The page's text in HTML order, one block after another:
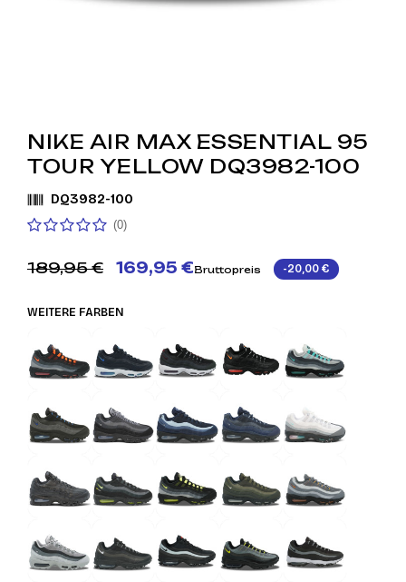
NIKE AIR MAX ESSENTIAL 95
TOUR YELLOW DQ3982-100
DQ3982-100
(0)
189,95 € 169,95 €Bruttopreis -20,00 €
WEITERE FARBEN